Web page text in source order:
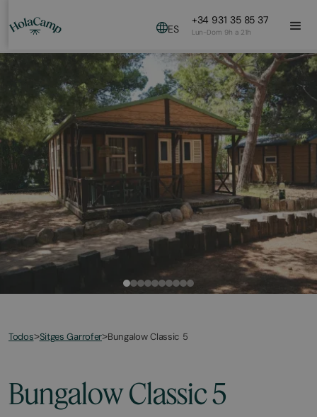
ES
+34 931 35 85 37
Lun-Dom 9h a 21h
Todos>Sitges Garrofer>Bungalow Classic 5
Bungalow Classic 5